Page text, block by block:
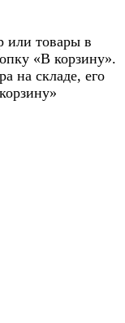
или товары в
«В корзину».
на складе, его